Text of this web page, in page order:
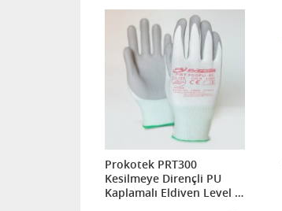
Prokotek PRT300
Kesilmeye Dirençli PU
Kaplamalı Eldiven Level B,